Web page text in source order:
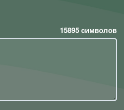
15895символов